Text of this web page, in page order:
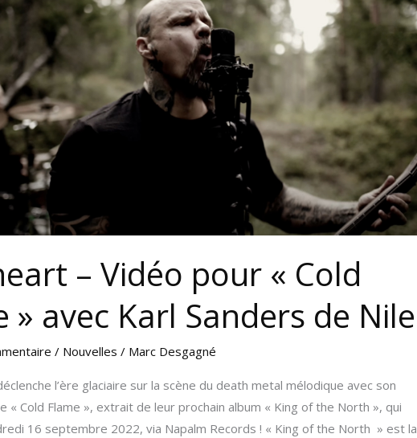
– Vidéo pour « Cold
» avec Karl Sanders de Nile
/ Nouvelles / Marc Desgagné
l’ère glaciaire sur la scène du death metal mélodique avec son
« Cold Flame », extrait de leur prochain album « King of the North », qui
16 septembre 2022, via Napalm Records ! « King of the North » est la